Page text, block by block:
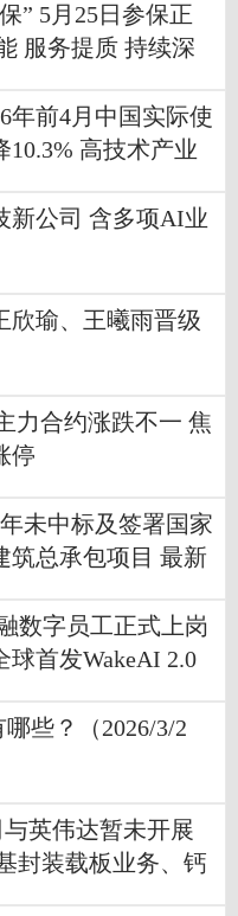
” 5月25日参保正
服务提质 持续深
年前4月中国实际使
10.3% 高技术产业
新公司 含多项AI业
欣瑜、王曦雨晋级
力合约涨跌不一 焦
停
未中标及签署国家
筑总承包项目 最新
数字员工正式上岗
首发WakeAI 2.0
些？（2026/3/2
英伟达暂未开展
封装载板业务、钙